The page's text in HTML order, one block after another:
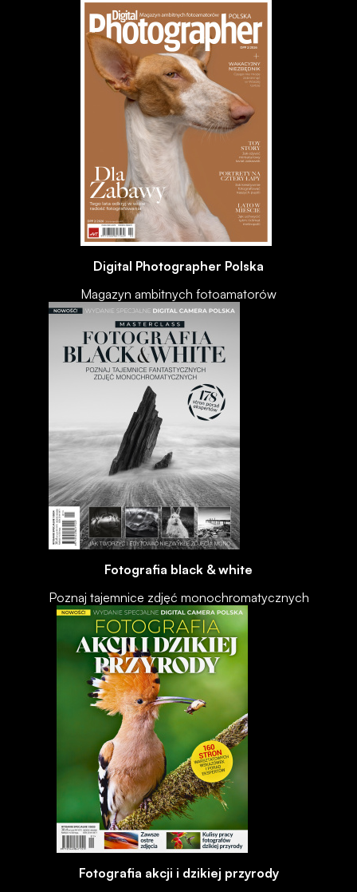
Digital Photographer Polska
Magazyn ambitnych fotoamatorów
Fotografia black & white
Poznaj tajemnice zdjęć monochromatycznych
Fotografia akcji i dzikiej przyrody